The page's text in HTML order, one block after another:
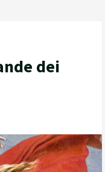
dei